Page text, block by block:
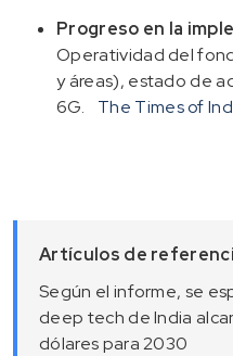
Progreso en la
Operatividad del
y áreas), estado de
6G.
The Times of
Artículos de
Según el informe, se
deep tech de India
dólares para 2030